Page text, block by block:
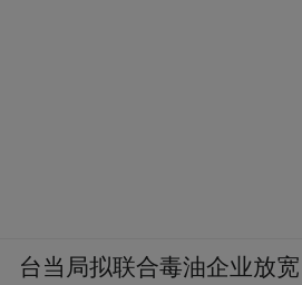
台当局拟联合毒油企业放宽